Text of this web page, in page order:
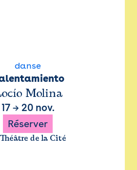
danse
Molina
17→ 20 nov.
Réserver
de la Cité